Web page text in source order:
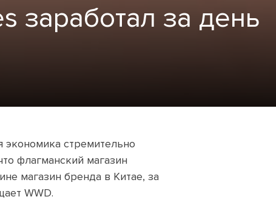
заработал за день
экономика стремительно
флагманский магазин
магазин бренда в Китае, за
WWD.